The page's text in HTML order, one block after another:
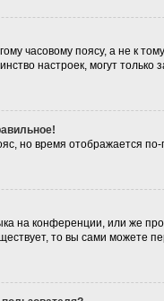
часовому поясу, а не к
настроек, могут
но время отображается
на конференции, или же
то вы сами